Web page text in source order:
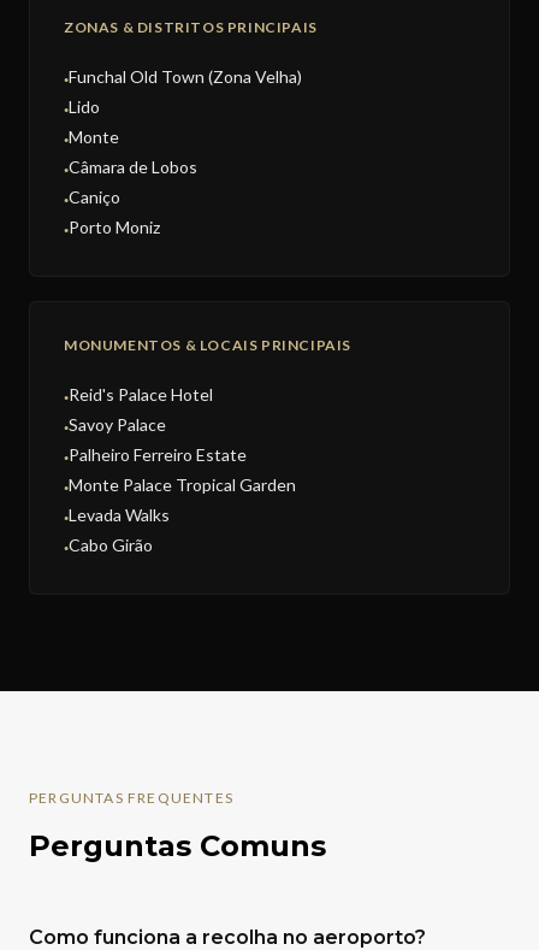
ZONAS & DISTRITOS PRINCIPAIS
●Funchal Old Town (Zona Velha)
●Lido
●Monte
●Câmara de Lobos
●Caniço
●Porto Moniz
MONUMENTOS & LOCAIS PRINCIPAIS
●Reid's Palace Hotel
●Savoy Palace
●Palheiro Ferreiro Estate
●Monte Palace Tropical Garden
●Levada Walks
●Cabo Girão
PERGUNTAS FREQUENTES
Perguntas Comuns
Como funciona a recolha no aeroporto?